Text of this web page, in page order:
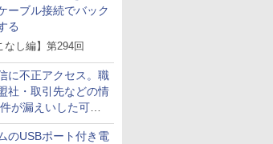
ーブル接続でバック
る
なし編】第294回
に不正アクセス。職
社・取引先などの情
が漏えいした可能
のUSBポート付き電